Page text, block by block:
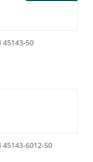
50
6012-50